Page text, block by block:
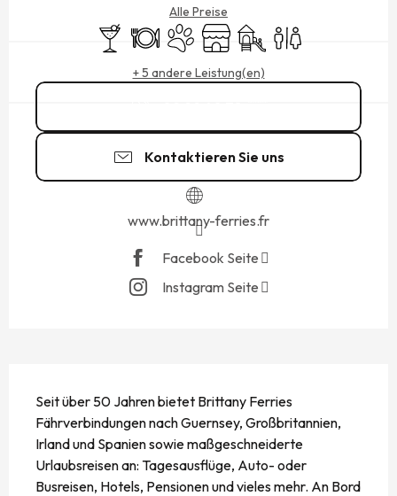
Alle Preise
Bar / Getränkestand
RestaurantTiere erlaubt
Shop Spiele für Kinder /
Toiletten
+ 5 andere Leistung(en)
Kontaktieren Sie uns
www.brittany-ferries.fr
Facebook Seite
Instagram Seite
Seit über 50 Jahren bietet Brittany Ferries
Fährverbindungen nach Guernsey, Großbritannien,
Irland und Spanien sowie maßgeschneiderte
Urlaubsreisen an: Tagesausflüge, Auto- oder
Busreisen, Hotels, Pensionen und vieles mehr. An Bord